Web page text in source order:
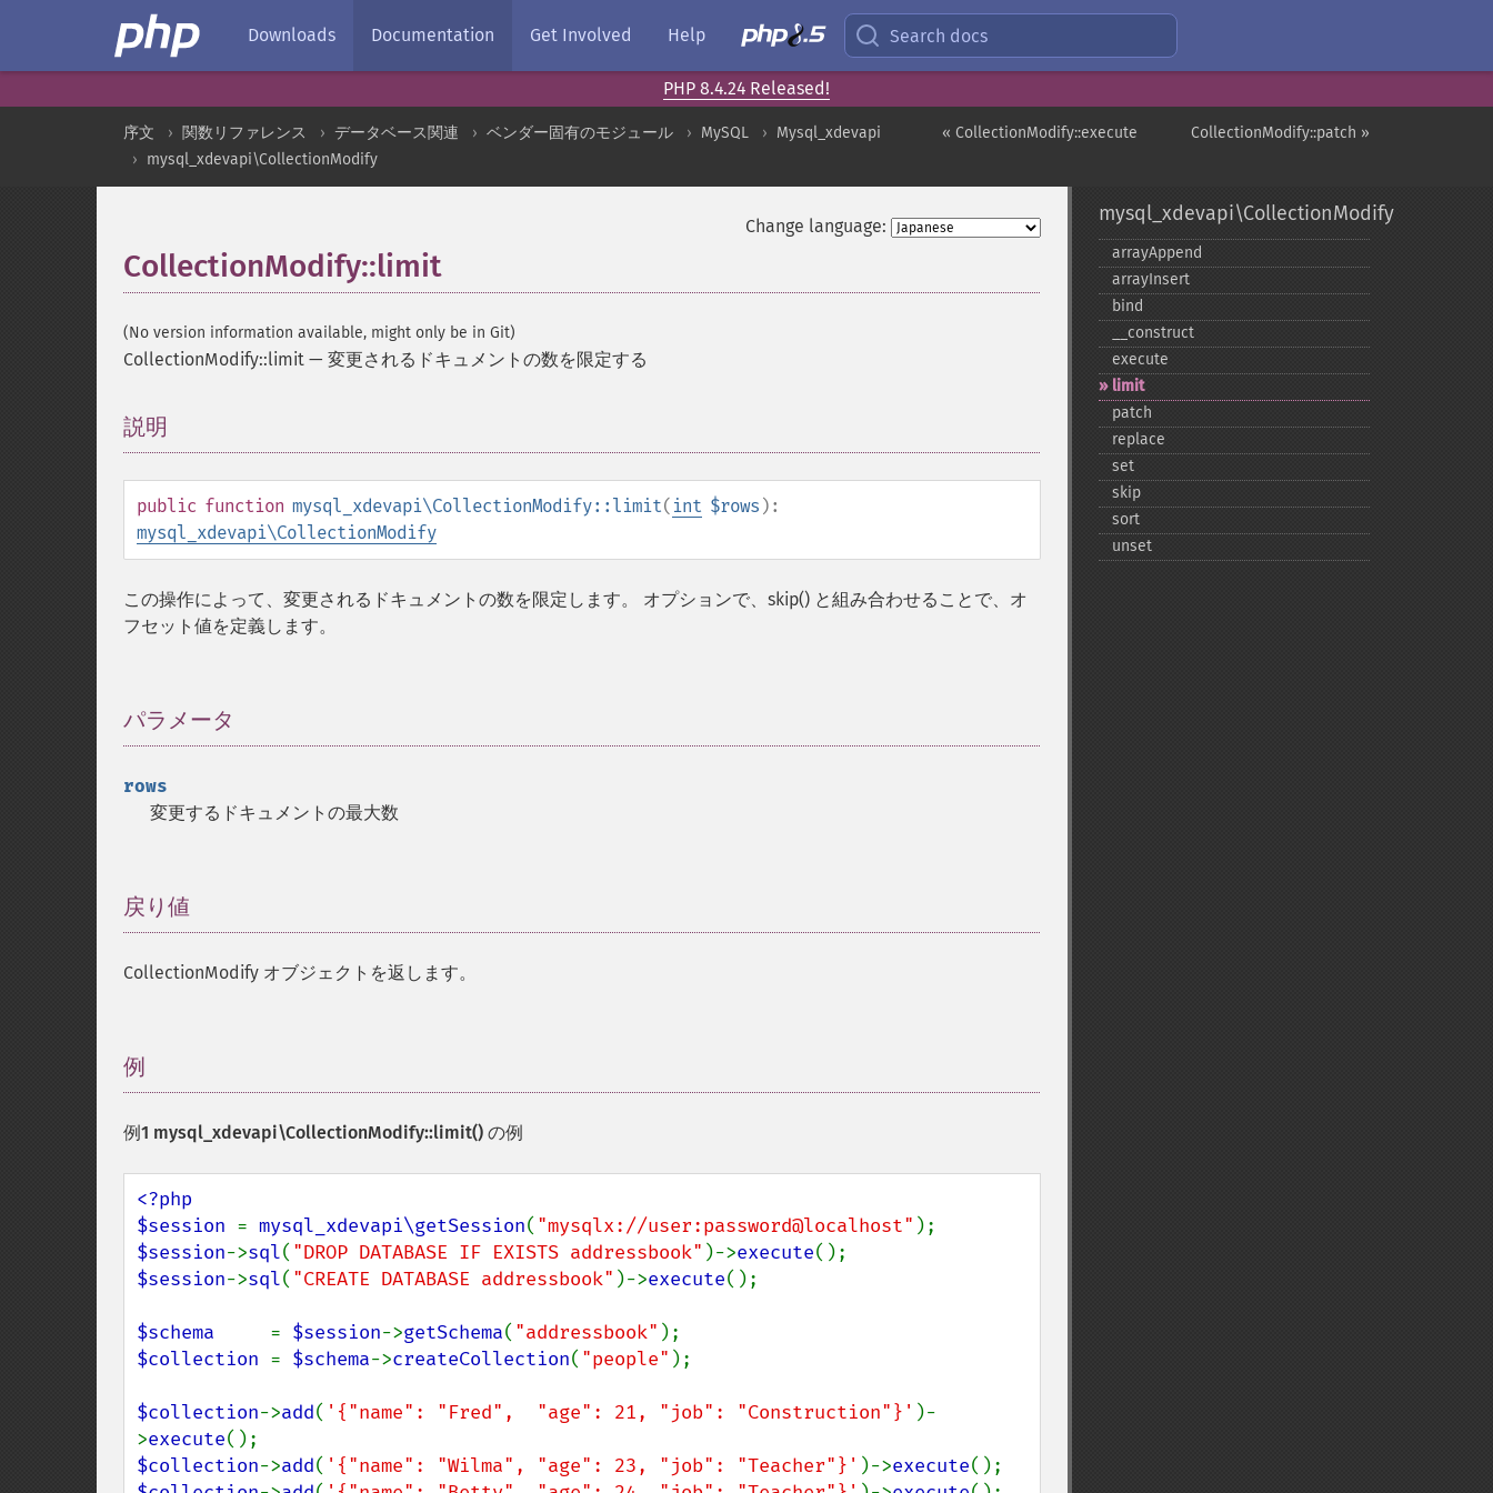
Downloads Documentation Get Involved Help Search docs
PHP 8.4.24 Released!
CollectionModify::patch »
« CollectionModify::execute
序文 関数リファレンス データベース関連 ベンダー固有のモジュール MySQL
Mysql_xdevapi
mysql_xdevapi\CollectionModify
Change language:
CollectionModify::limit
(No version information available, might only be in Git)
CollectionModify::limit — 変更されるドキュメントの数を限定する
説明
public function mysql_xdevapi\CollectionModify::limit( int $rows ):
mysql_xdevapi\CollectionModify
この操作によって、変更されるドキュメントの数を限定します。 オプションで、skip() と組み合わせることで、オ
フセット値を定義します。
パラメータ
rows
変更するドキュメントの最大数
戻り値
CollectionModify オブジェクトを返します。
例
例1 mysql_xdevapi\CollectionModify::limit() の例
<?php
$session = mysql_xdevapi\getSession( "mysqlx://user:password@localhost"
$session->sql( "DROP DATABASE IF EXISTS addressbook" )->execute
$session->sql( "CREATE DATABASE addressbook" )->execute();
$schema = $session->getSchema( "addressbook"
$collection = $schema->createCollection( "people" );
$collection->add( '{"name": "Fred",  "age": 21, "job": "Construction"}' )-
>execute
$collection->add( '{"name": "Wilma", "age": 23, "job": "Teacher"}' )->execute
mysql_xdevapi\CollectionModify
arrayAppend
arrayInsert
bind
_​_​construct
execute
limit
patch
replace
set
skip
sort
unset